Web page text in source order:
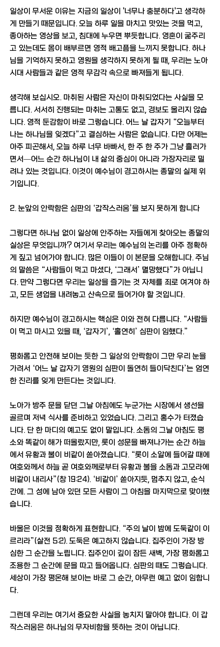
일상이 무서운 이유는 지금의 일상이 '너무나 충분하다'고 생각하
게 만들기 때문입니다. 오늘 하루 일을 마치고 맛있는 것을 먹고,
좋아하는 영상을 보고, 침대에 누우면 뿌듯합니다. 영혼이 굶주리
고 있는데도 몸이 배부르면 영적 배고픔을 느끼지 못합니다. 하나
님을 기억하지 못하고 영원을 생각하지 못하게 될 때, 우리는 노아
시대 사람들과 같은 영적 무감각 속으로 빠져들게 됩니다.
생각해 보십시오. 마취된 사람은 자신이 마취되었다는 사실을 모
릅니다. 서서히 진행되는 마취는 고통도 없고, 경보도 울리지 않습
니다. 영적 둔감함이 바로 그렇습니다. 어느 날 갑자기 “오늘부터
나는 하나님을 잊겠다”고 결심하는 사람은 없습니다. 다만 어제는
아주 피곤해서, 오늘 하루 너무 바빠서, 한 주 한 주가 그냥 흘러가
면서—어느 순간 하나님이 내 삶의 중심이 아니라 가장자리로 밀
려나 있는 것입니다. 이것이 예수님이 경고하시는 종말의 실제 위
기입니다.
2. 눈앞의 안락함은 심판의 ‘갑작스러움’을 보지 못하게 합니다
그렇다면 하나님 없이 일상에 안주하는 자들에게 찾아오는 종말의
실상은 무엇입니까? 여기서 우리는 예수님의 논리를 아주 정확하
게 짚고 넘어가야 합니다. 많은 이들이 이 본문을 오해합니다. 주님
의 말씀은 “사람들이 먹고 마셨다, ‘그래서’ 멸망했다”가 아닙니
다. 만약 그렇다면 우리는 일상을 즐기는 것 자체를 죄로 여겨야 하
고, 모든 생업을 내려놓고 산속으로 들어가야 할 것입니다.
하지만 예수님이 경고하시는 핵심은 이와 전혀 다릅니다. “사람들
이 먹고 마시고 있을 때, ‘갑자기’, ‘홀연히’ 심판이 임했다.”
평화롭고 안전해 보이는 듯한 그 일상의 안락함이 그만 우리 눈을
가려서 ‘어느 날 갑자기 영원의 심판이 돌연히 들이닥친다’는 엄연
한 진리를 잊게 만든다는 것입니다.
노아가 방주 문을 닫던 그날 아침에도 누군가는 시장에서 생선을
골르며 저녁 식사를 준비하고 있었습니다. 그리고 홍수가 터졌습
니다. 단 한 마디의 예고도 없이 말입니다. 소돔의 그날 아침도 평
소와 똑같이 해가 떠올랐지만, 롯이 성문을 빠져나가는 순간 하늘
에서 유황과 불이 비같이 쏟아졌습니다. “롯이 소알에 들어갈 때에
여호와께서 하늘 곧 여호와께로부터 유황과 불을 소돔과 고모라에
비같이 내리사”(창 19:24). ‘비같이’ 쏟아지듯, 멈추지 않고, 순식
간에. 그 성에 남아 있던 모든 사람이 그 아침을 마지막으로 맞이했
습니다.
바울은 이것을 정확하게 표현합니다. “주의 날이 밤에 도둑같이 이
르리라”(살전 5:2). 도둑은 예고하지 않습니다. 집주인이 가장 방
심한 그 순간을 노립니다. 집주인이 깊이 잠든 새벽, 가장 평화롭고
조용한 그 순간에 문을 따고 들어옵니다. 심판의 때도 그렇습니다.
세상이 가장 평온해 보이는 바로 그 순간, 아무런 예고 없이 임합니
다.
그런데 우리는 여기서 중요한 사실을 놓치지 말아야 합니다. 이 갑
작스러움은 하나님의 무자비함을 뜻하는 것이 아닙니다.